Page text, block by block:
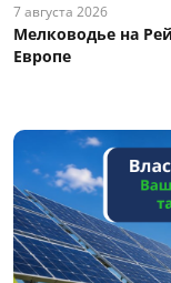
7 августа 2026
Мелководье на
Европе